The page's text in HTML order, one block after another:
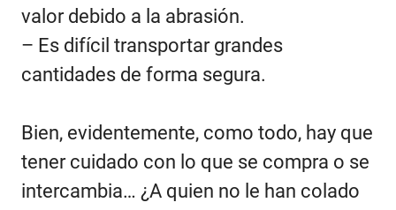
valor debido a la abrasión.
– Es difícil transportar grandes
cantidades de forma segura.
Bien, evidentemente, como todo, hay que
tener cuidado con lo que se compra o se
intercambia… ¿A quien no le han colado